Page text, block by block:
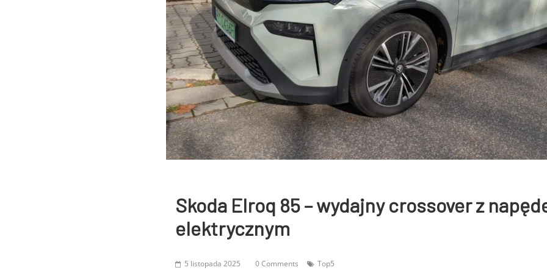
Skoda Elroq 85 – wydajny crossover z
elektrycznym
5 listopada 2025 0 Comments Top5